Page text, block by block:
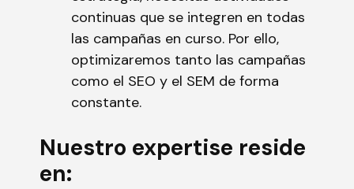
continuas que se integren en todas
las campañas en curso. Por ello,
optimizaremos tanto las campañas
como el SEO y el SEM de forma
constante.
Nuestro expertise reside
en: